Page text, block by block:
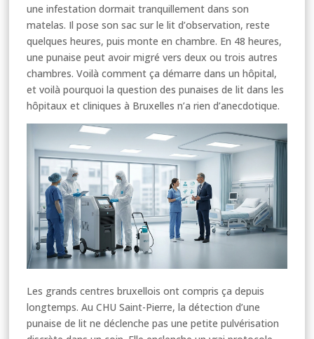
une infestation dormait tranquillement dans son
matelas. Il pose son sac sur le lit d’observation, reste
quelques heures, puis monte en chambre. En 48 heures,
une punaise peut avoir migré vers deux ou trois autres
chambres. Voilà comment ça démarre dans un hôpital,
et voilà pourquoi la question des punaises de lit dans les
hôpitaux et cliniques à Bruxelles n’a rien d’anecdotique.
Les grands centres bruxellois ont compris ça depuis
longtemps. Au CHU Saint-Pierre, la détection d’une
punaise de lit ne déclenche pas une petite pulvérisation